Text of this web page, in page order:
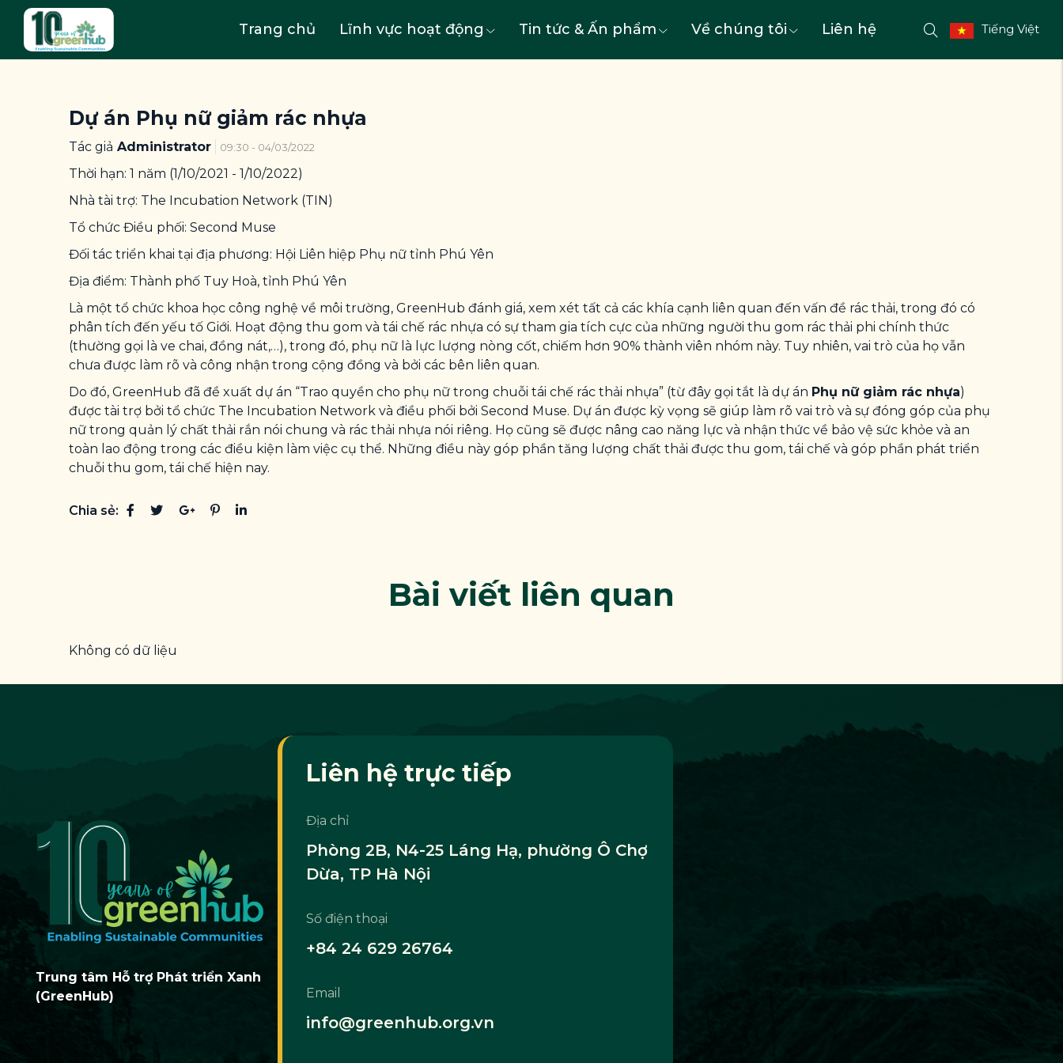
Trang chủ Lĩnh vực hoạt động Tin tức & Ấn phẩm Về chúng tôi Liên hệ Tiếng Việt
Dự án Phụ nữ giảm rác nhựa
Tác giả Administrator 09:30 - 04/03/2022
Thời hạn: 1 năm (1/10/2021 - 1/10/2022)
Nhà tài trợ: The Incubation Network (TIN)
Tổ chức Điều phối: Second Muse
Đối tác triển khai tại địa phương: Hội Liên hiệp Phụ nữ tỉnh Phú Yên
Địa điểm: Thành phố Tuy Hoà, tỉnh Phú Yên
Là một tổ chức khoa học công nghệ về môi trường, GreenHub đánh giá, xem xét tất cả các khía cạnh liên quan đến vấn đề rác thải, trong đó có
phân tích đến yếu tố Giới. Hoạt động thu gom và tái chế rác nhựa có sự tham gia tích cực của những người thu gom rác thải phi chính thức
(thường gọi là ve chai, đồng nát,…), trong đó, phụ nữ là lực lượng nòng cốt, chiếm hơn 90% thành viên nhóm này. Tuy nhiên, vai trò của họ vẫn
chưa được làm rõ và công nhận trong cộng đồng và bởi các bên liên quan.
Do đó, GreenHub đã đề xuất dự án “Trao quyền cho phụ nữ trong chuỗi tái chế rác thải nhựa” (từ đây gọi tắt là dự án Phụ nữ giảm rác nhựa)
được tài trợ bởi tổ chức The Incubation Network và điều phối bởi Second Muse. Dự án được kỳ vọng sẽ giúp làm rõ vai trò và sự đóng góp của phụ
nữ trong quản lý chất thải rắn nói chung và rác thải nhựa nói riêng. Họ cũng sẽ được nâng cao năng lực và nhận thức về bảo vệ sức khỏe và an
toàn lao động trong các điều kiện làm việc cụ thể. Những điều này góp phần tăng lượng chất thải được thu gom, tái chế và góp phần phát triển
chuỗi thu gom, tái chế hiện nay.
Chia sẻ:
Bài viết liên quan
Không có dữ liệu
Trung tâm Hỗ trợ Phát triển Xanh
(GreenHub)
Liên hệ trực tiếp
Địa chỉ
Phòng 2B, N4-25 Láng Hạ, phường Ô Chợ
Dừa, TP Hà Nội
Số điện thoại
+84 24 629 26764
Email
info@greenhub.org.vn